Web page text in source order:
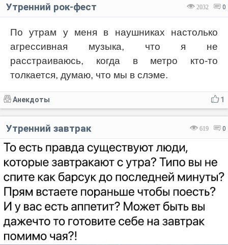
2032 0
Утренний рок-фест
По утрам у меня в наушниках настолько
агрессивная музыка, что я не
расстраиваюсь, когда в метро кто-то
толкается, думаю, что мы в слэме.
1
Анекдоты
619 0
Утренний завтрак